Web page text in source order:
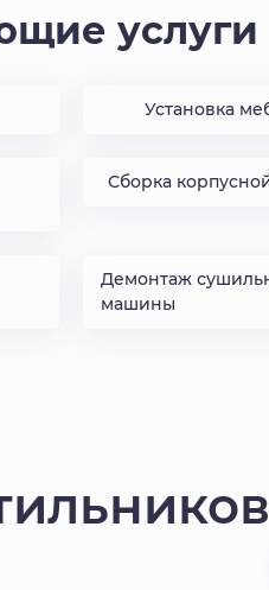
услуги
Установка
Сборка
Демонтаж
машины